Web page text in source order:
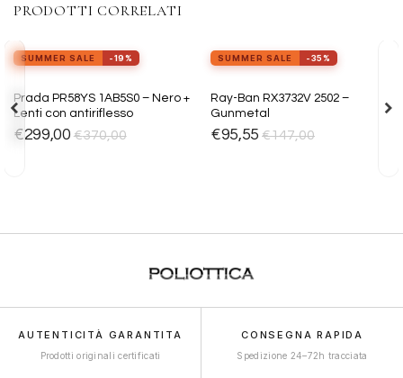
PRODOTTI CORRELATI
alla lista
ESAURITO
SUMMER SALE -19%
Prada PR58YS 1AB5S0 – Nero +
Lenti con antiriflesso
€299,00 €370,00
alla lista
view_in_arProvalo ora
SUMMER SALE -35%
Ray-Ban RX3732V 2502 –
Gunmetal
€95,55 €147,00
AUTENTICITÀ GARANTITA
Prodotti originali certificati
CONSEGNA RAPIDA
Spedizione 24–72h tracciata